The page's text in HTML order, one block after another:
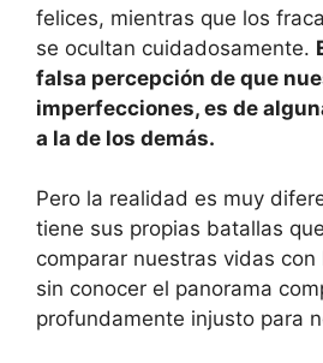
felices, mientras que los
se ocultan cuidadosamente.
falsa percepción de que
imperfecciones, es de
a la de los demás.
Pero la realidad es muy
tiene sus propias batallas
comparar nuestras vidas
sin conocer el panorama
profundamente injusto para